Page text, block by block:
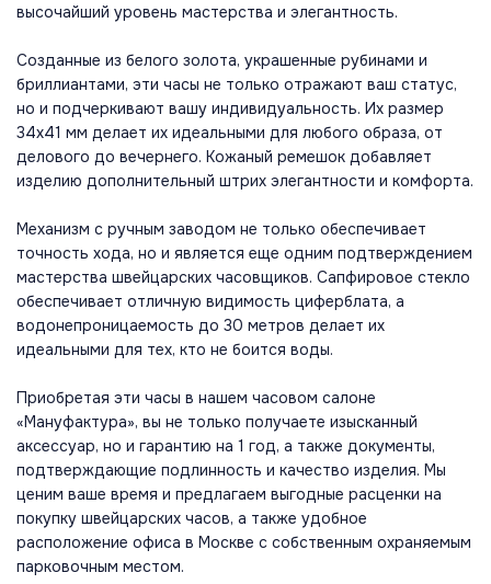
высочайший уровень мастерства и элегантность.
Созданные из белого золота, украшенные рубинами и
бриллиантами, эти часы не только отражают ваш статус,
но и подчеркивают вашу индивидуальность. Их размер
34х41 мм делает их идеальными для любого образа, от
делового до вечернего. Кожаный ремешок добавляет
изделию дополнительный штрих элегантности и комфорта.
Механизм с ручным заводом не только обеспечивает
точность хода, но и является еще одним подтверждением
мастерства швейцарских часовщиков. Сапфировое стекло
обеспечивает отличную видимость циферблата, а
водонепроницаемость до 30 метров делает их
идеальными для тех, кто не боится воды.
Приобретая эти часы в нашем часовом салоне
«Мануфактура», вы не только получаете изысканный
аксессуар, но и гарантию на 1 год, а также документы,
подтверждающие подлинность и качество изделия. Мы
ценим ваше время и предлагаем выгодные расценки на
покупку швейцарских часов, а также удобное
расположение офиса в Москве с собственным охраняемым
парковочным местом.